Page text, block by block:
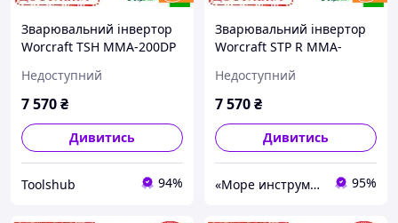
Зварювальний інвертор
Worcraft TSH MMA-200DP
Недоступний
7 570₴
Дивитись
Toolshub 94%
Зварювальний інвертор
Worcraft STP R MMA-
Недоступний
7 570₴
Дивитись
«Море инструментов» 95%